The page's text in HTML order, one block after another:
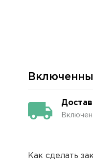
Как сделать